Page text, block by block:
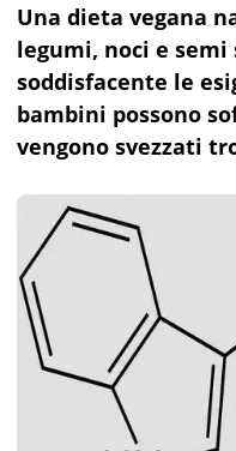
Una dieta vegana
legumi, noci e
soddisfacente le
bambini possono
vengono svezzati